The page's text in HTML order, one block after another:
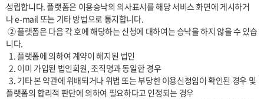
성립합니다. 플랫폼은 이용승낙의 의사표시를 해당 서비스 화면에 게시하거
나 e-mail 또는 기타 방법으로 통지합니다.
니다.
  2. 이미 가입된 법인회원, 조직명과 동일한 경우
  3. 기타 본 약관에 위배되거나 위법 또는 부당한 이용신청임이 확인된 경우 및
플랫폼의 합리적 판단에 의하여 필요하다고 인정되는 경우